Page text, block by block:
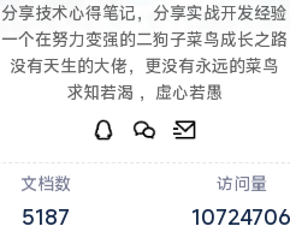
分享技术心得笔记，分享实战开发经验
一个在努力变强的二狗子菜鸟成长之路
没有天生的大佬，更没有永远的菜鸟
求知若渴 ，虚心若愚
文档数
5187
访问量